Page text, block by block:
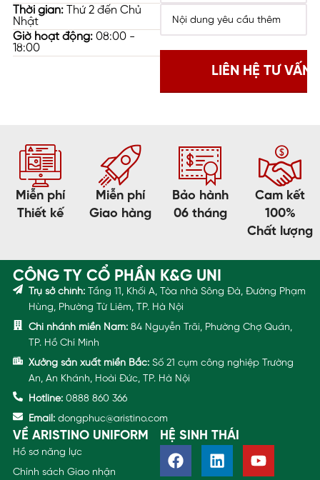
Thời gian:Thứ 2 đến Chủ
Nhật
Giờ hoạt động:08:00 -
18:00
Miễn phí
Thiết kế
Miễn phí
Giao hàng
Bảo hành
06 tháng
Cam kết
100%
Chất lượng
CÔNG TY CỔ PHẦN K&G UNI
Trụ sở chính: Tầng 11, Khối A, Tòa nhà Sông Đà, Đường Phạm
Hùng, Phường Từ Liêm, TP. Hà Nội
Chi nhánh miền Nam: 84 Nguyễn Trãi, Phường Chợ Quán,
TP. Hồ Chí Minh
Xưởng sản xuất miền Bắc: Số 21 cụm công nghiệp Trường
An, An Khánh, Hoài Đức, TP. Hà Nội
Hotline: 0888 860 366
Email: dongphuc@aristino.com
VỀ ARISTINO UNIFORM
Hồ sơ năng lực
Chính sách Giao nhận
HỆ SINH THÁI